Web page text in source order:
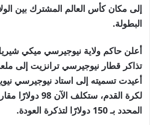
مايو
2026
إلى مكان كأس العالم المشترك بين
البطولة.
أعلن حاكم ولاية نيوجيرسي ميكي
تذاكر قطار نيوجيرسي ترانزيت إلى
أعيدت تسميته إلى استاد نيوجيرسي
لكرة القدم، ستكلف
المحدد بـ 150 دولارًا لتذكرة العودة.